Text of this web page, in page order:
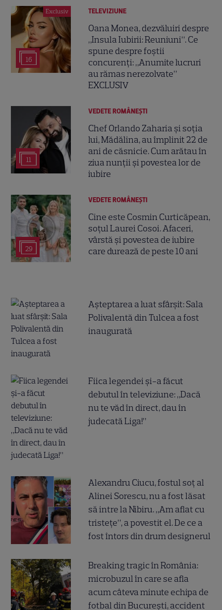
Exclusiv
16
TELEVIZIUNE
Oana Monea, dezvăluiri despre
„Insula Iubirii: Reuniuni”. Ce
spune despre foștii
concurenți: „Anumite lucruri
au rămas nerezolvate”
EXCLUSIV
11
VEDETE ROMÂNEŞTI
Chef Orlando Zaharia și soția
lui, Mădălina, au împlinit 22 de
ani de căsnicie. Cum arătau în
ziua nunții și povestea lor de
iubire
29
VEDETE ROMÂNEŞTI
Cine este Cosmin Curticăpean,
soțul Laurei Cosoi. Afaceri,
vârstă și povestea de iubire
care durează de peste 10 ani
Așteptarea a luat sfârșit: Sala
Polivalentă din Tulcea a fost
inaugurată
Fiica legendei și-a făcut
debutul în televiziune: „Dacă
nu te văd în direct, dau în
judecată Liga!”
Alexandru Ciucu, fostul soț al
Alinei Sorescu, nu a fost lăsat
să intre la Nibiru. „Am aflat cu
tristețe”, a povestit el. De ce a
fost întors din drum designerul
Breaking tragic în România:
microbuzul în care se afla
acum câteva minute echipa de
fotbal din București, accident